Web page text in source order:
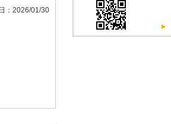
：2026/01/30